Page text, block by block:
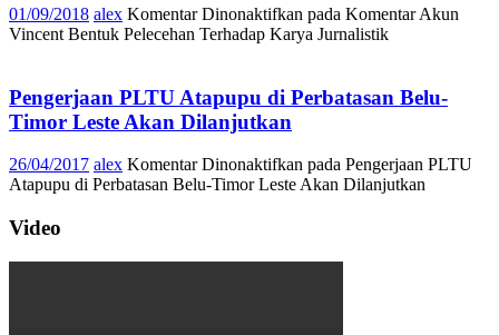
01/09/2018 alex Komentar Dinonaktifkan pada Komentar Akun
Vincent Bentuk Pelecehan Terhadap Karya Jurnalistik
Pengerjaan PLTU Atapupu di Perbatasan Belu-
Timor Leste Akan Dilanjutkan
26/04/2017 alex Komentar Dinonaktifkan pada Pengerjaan PLTU
Atapupu di Perbatasan Belu-Timor Leste Akan Dilanjutkan
Video